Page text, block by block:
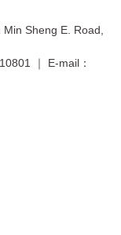
Sheng E. Road,
｜ E-mail：